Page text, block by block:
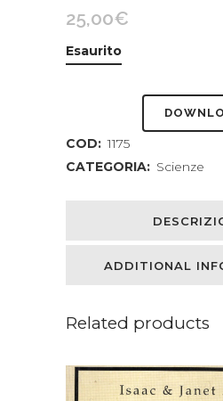
25,00€
Esaurito
COD: 1175
CATEGORIA: Scienze
ADDITIONAL
Related products